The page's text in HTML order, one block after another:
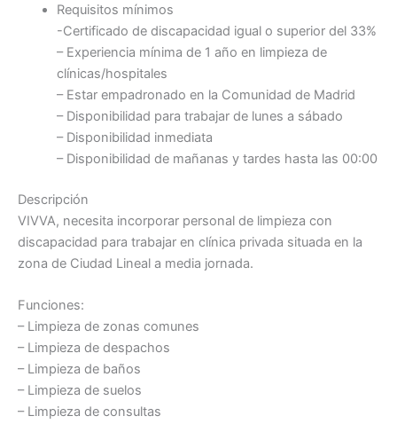
Requisitos mínimos
-Certificado de discapacidad igual o superior del 33%
– Experiencia mínima de 1 año en limpieza de
clínicas/hospitales
– Estar empadronado en la Comunidad de Madrid
– Disponibilidad para trabajar de lunes a sábado
– Disponibilidad inmediata
– Disponibilidad de mañanas y tardes hasta las 00:00
Descripción
VIVVA, necesita incorporar personal de limpieza con
discapacidad para trabajar en clínica privada situada en la
zona de Ciudad Lineal a media jornada.
Funciones:
– Limpieza de zonas comunes
– Limpieza de despachos
– Limpieza de baños
– Limpieza de suelos
– Limpieza de consultas